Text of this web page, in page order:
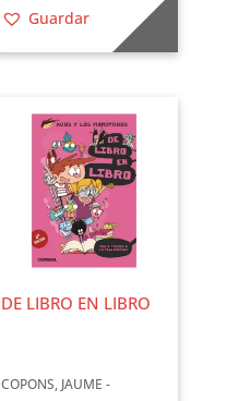
Guardar
DE LIBRO EN LIBRO
COPONS, JAUME -